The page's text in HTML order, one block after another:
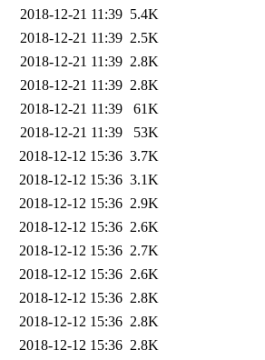
2018-12-21 11:39 5.4K
2018-12-21 11:39 2.5K
2018-12-21 11:39 2.8K
2018-12-21 11:39 2.8K
2018-12-21 11:39
61K
2018-12-21 11:39
53K
2018-12-12 15:36 3.7K
2018-12-12 15:36 3.1K
2018-12-12 15:36 2.9K
2018-12-12 15:36 2.6K
2018-12-12 15:36 2.7K
2018-12-12 15:36 2.6K
2018-12-12 15:36 2.8K
2018-12-12 15:36 2.8K
2018-12-12 15:36 2.8K